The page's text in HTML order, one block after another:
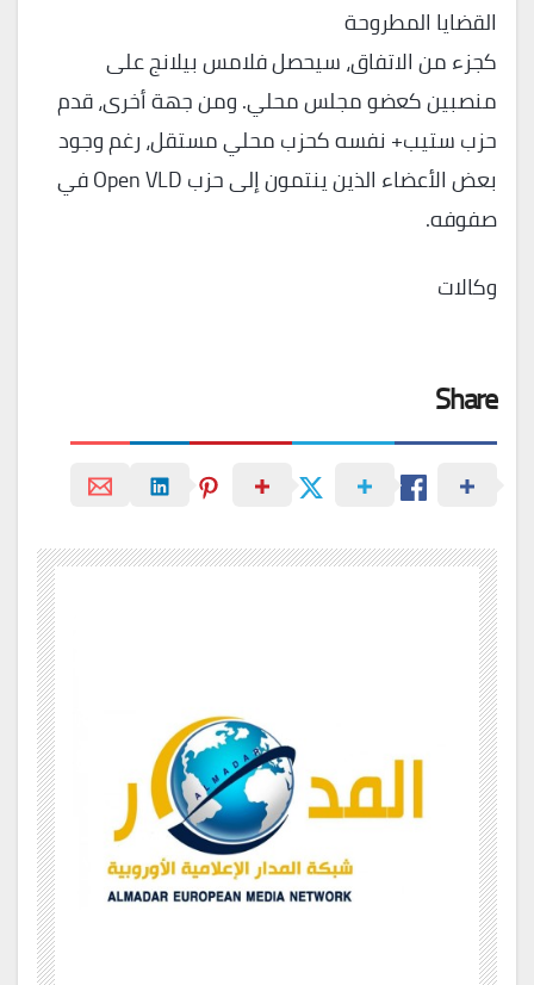
القضايا المطروحة
كجزء من الاتفاق، سيحصل فلامس بيلانج على
منصبين كعضو مجلس محلي. ومن جهة أخرى، قدم
حزب ستيب+ نفسه كحزب محلي مستقل، رغم وجود
بعض الأعضاء الذين ينتمون إلى حزب Open VLD في
صفوفه.
وكالات
Share